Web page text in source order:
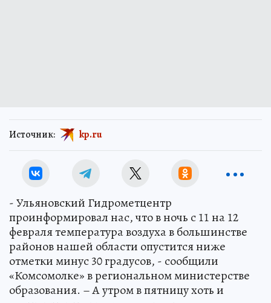
Источник: kp.ru
- Ульяновский Гидрометцентр
проинформировал нас, что в ночь с 11 на 12
февраля температура воздуха в большинстве
районов нашей области опустится ниже
отметки минус 30 градусов, - сообщили
«Комсомолке» в региональном министерстве
образования. – А утром в пятницу хоть и